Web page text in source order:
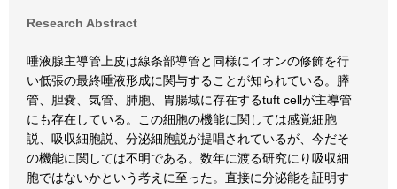
Research Abstract
唾液腺主導管上皮は線条部導管と同様にイオンの修飾を行
い低張の最終唾液形成に関与することが知られている。膵
管、胆嚢、気管、肺胞、胃腸域に存在するtuft cellが主導管
にも存在している。この細胞の機能に関しては感覚細胞
説、吸収細胞説、分泌細胞説が提唱されているが、今だそ
の機能に関しては不明である。数年に渡る研究にり吸収細
胞ではないかという考えに至った。直接に分泌能を証明す